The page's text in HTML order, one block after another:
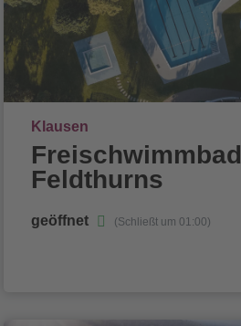
Ort
Klausen
Freischwimmbad
Feldthurns
geöffnet (Schließt um 01:00)